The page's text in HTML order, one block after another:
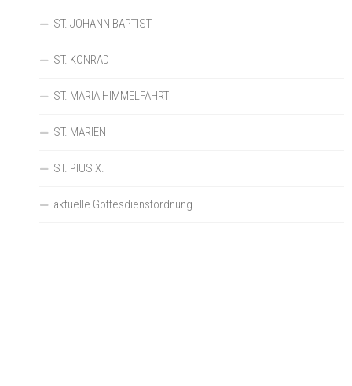
ST. JOHANN BAPTIST
ST. KONRAD
ST. MARIÄ HIMMELFAHRT
ST. MARIEN
ST. PIUS X.
aktuelle Gottesdienstordnung